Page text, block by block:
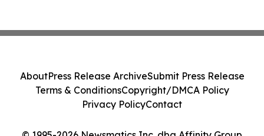
AboutPress Release ArchiveSubmit Press Release
Terms & ConditionsCopyright/DMCA Policy
Privacy PolicyContact